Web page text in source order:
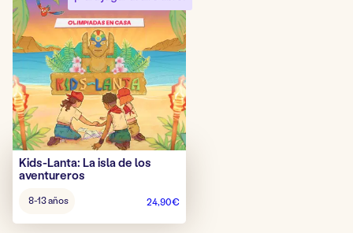
Kids-Lanta: La isla de los
aventureros
del8-13 años 24,90€